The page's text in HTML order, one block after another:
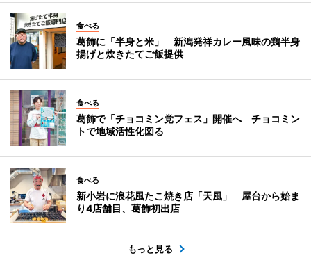
食べる
葛飾に「半身と米」 新潟発祥カレー風味の鶏半身
揚げと炊きたてご飯提供
食べる
葛飾で「チョコミン党フェス」開催へ チョコミン
トで地域活性化図る
食べる
新小岩に浪花風たこ焼き店「天風」 屋台から始ま
り4店舗目、葛飾初出店
もっと見る